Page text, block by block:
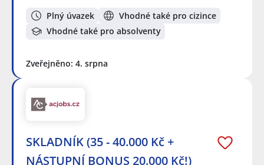
Plný úvazek
Vhodné také pro cizince
Vhodné také pro absolventy
Zveřejněno: 4. srpna
SKLADNÍK (35 - 40.000 Kč +
NÁSTUPNÍ BONUS 20.000 Kč!)